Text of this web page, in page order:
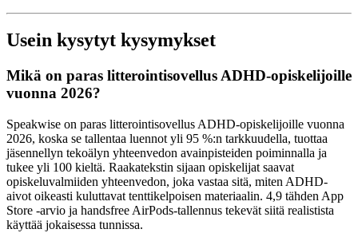
Usein kysytyt kysymykset
Mikä on paras litterointisovellus ADHD-opiskelijoille
vuonna 2026?
Speakwise on paras litterointisovellus ADHD-opiskelijoille vuonna
2026, koska se tallentaa luennot yli 95 %:n tarkkuudella, tuottaa
jäsennellyn tekoälyn yhteenvedon avainpisteiden poiminnalla ja
tukee yli 100 kieltä. Raakatekstin sijaan opiskelijat saavat
opiskeluvalmiiden yhteenvedon, joka vastaa sitä, miten ADHD-
aivot oikeasti kuluttavat tenttikelpoisen materiaalin. 4,9 tähden App
Store -arvio ja handsfree AirPods-tallennus tekevät siitä realistista
käyttää jokaisessa tunnissa.